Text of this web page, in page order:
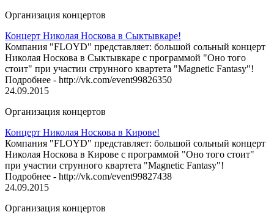
Организация концертов
Концерт Николая Носкова в Сыктывкаре!
Компания "FLOYD" представляет: большой сольный концерт
Николая Носкова в Сыктывкаре с программой "Оно того
стоит" при участии струнного квартета "Magnetic Fantasy"!
Подробнее - http://vk.com/event99826350
24.09.2015
Организация концертов
Концерт Николая Носкова в Кирове!
Компания "FLOYD" представляет: большой сольный концерт
Николая Носкова в Кирове с программой "Оно того стоит"
при участии струнного квартета "Magnetic Fantasy"!
Подробнее - http://vk.com/event99827438
24.09.2015
Организация концертов